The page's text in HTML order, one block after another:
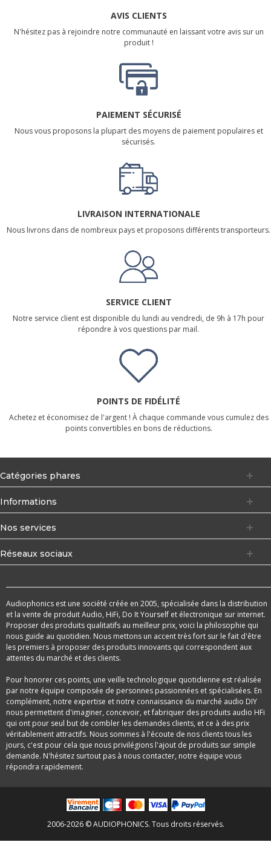
AVIS CLIENTS
N'hésitez pas à rejoindre notre communauté en laissant votre avis sur un
produit !
PAIEMENT SÉCURISÉ
Nous vous proposons la plupart des moyens de paiement populaires et
sécurisés.
LIVRAISON INTERNATIONALE
Nous livrons dans de nombreux pays et proposons différents transporteurs.
SERVICE CLIENT
Notre service client est disponible du lundi au vendredi, de 9h à 17h pour
répondre à vos questions par mail.
POINTS DE FIDÉLITÉ
Achetez et économisez de l'argent ! À chaque commande vous cumulez des
points convertibles en bons de réductions.
Catégories phares
Informations
Nos services
Réseaux sociaux
Audiophonics est une société créée en 2005, spécialisée dans la distribution
et la vente de produit Audio, HiFi, Do It Yourself et électronique sur internet.
Proposer des produits qualitatifs au meilleur prix, voici la philosophie qui
nous guide au quotidien. Nous mettons un accent très fort sur le fait d'être
les premiers à proposer des produits innovants qui correspondent aux
attentes du marché et des clients.
Pour honorer ces points, une veille technologique quotidienne est réalisée
par notre équipe composée de personnes passionnées et spécialisées. En
complément, notre expertise et notre connaissance du marché audio DIY
nous permettent d'imaginer, concevoir, et fabriquer des produits audio HFi
qui ont pour seul but de combler les demandes clients, et ce à des prix
véritablement attractifs. Nous sommes à l'écoute de nos clients tous les
jours, c'est pour cela que nous privilégions l'ajout de produits sur simple
demande. N'hésitez surtout pas à nous contacter, notre équipe vous
répondra rapidement.
2006-2026 © AUDIOPHONICS. Tous droits réservés.